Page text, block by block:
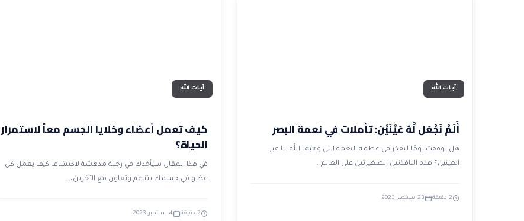
آيات الله
أَلَمْ نَجْعَل لَّهُ عَيْنَيْنِ: تأملات في نعمة البصر
هل توقفت يومًا لتفكر في عظمة النعمة التي وهبها الله لنا عبر
العينين؟ هذه النافذتين الصغيرتين على العالم…
2 دقيقة 23 سبتمبر 2023
آيات الله
كيف تعمل أعضاء وخلايا الجسم معاً لاستمرار
الحياة؟
في هذا المقال سيأخذك في رحلة مدهشة لاكتشاف كيف يعمل كل
عضو في جسمك بتناغم وتعاون مع الآخرين،…
2 دقيقة 4 سبتمبر 2023